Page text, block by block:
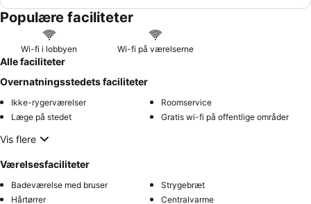
Populære faciliteter
Wi-fi i lobbyen Wi-fi på værelserne
Alle faciliteter
Overnatningsstedets faciliteter
Ikke-rygerværelser
Roomservice
Læge på stedet
Gratis wi-fi på offentlige områder
Vis flere
Værelsesfaciliteter
Badeværelse med bruser
Strygebræt
Hårtørrer
Centralvarme